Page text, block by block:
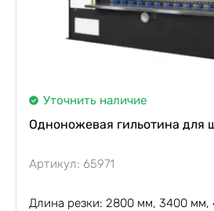
Уточнить наличие
Одноножевая гильотина для
Артикул: 65971
Длина резки: 2800 мм, 3400 мм,